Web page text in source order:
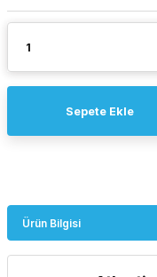
Sepete Ekle
Ürün Bilgisi